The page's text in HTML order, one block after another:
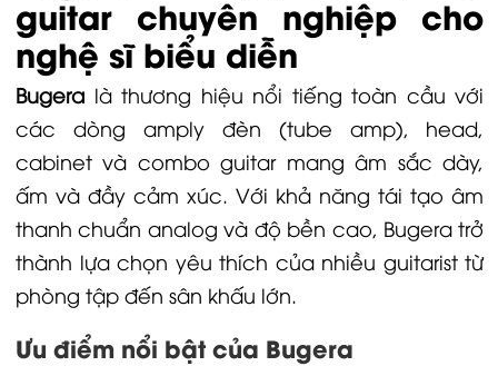
guitar chuyên nghiệp cho
nghệ sĩ biểu diễn
Bugeralà thương hiệu nổi tiếng toàn cầu với
các dòng amply đèn (tube amp), head,
cabinet và combo guitar mang âm sắc dày,
ấm và đầy cảm xúc. Với khả năng tái tạo âm
thanh chuẩn analog và độ bền cao, Bugera trở
thành lựa chọn yêu thích của nhiều guitarist từ
phòng tập đến sân khấu lớn.
Ưu điểm nổi bật của Bugera